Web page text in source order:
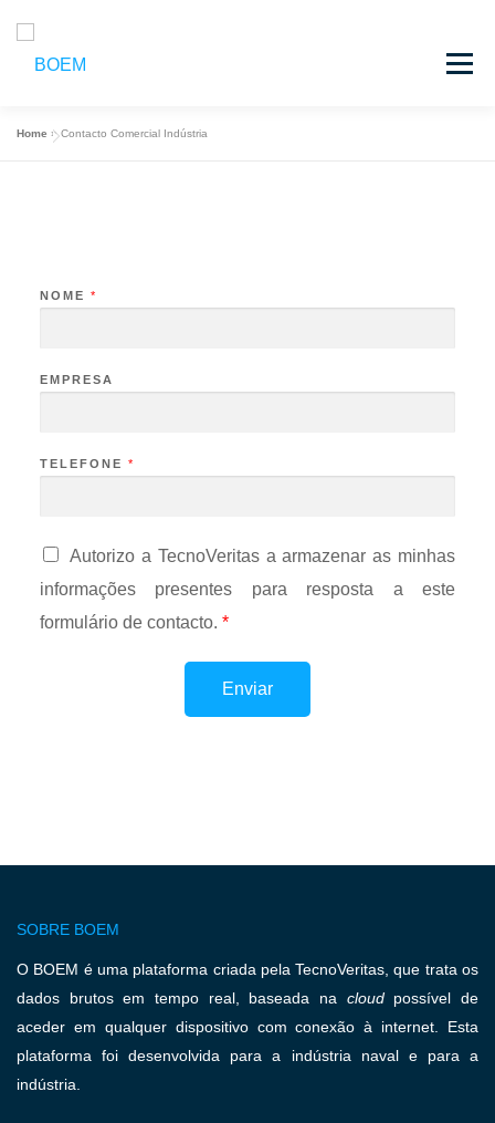
Menu
INÍCIO
Home »Contacto Comercial Indústria
NOME *
EMPRESA
TELEFONE *
Autorizo a TecnoVeritas a armazenar as minhas
informações presentes para resposta a este
formulário de contacto. *
Enviar
SOBRE BOEM
O BOEM é uma plataforma criada pela TecnoVeritas, que trata os
dados brutos em tempo real, baseada na cloudpossível de
aceder em qualquer dispositivo com conexão à internet. Esta
plataforma foi desenvolvida para a indústria naval e para a
indústria.